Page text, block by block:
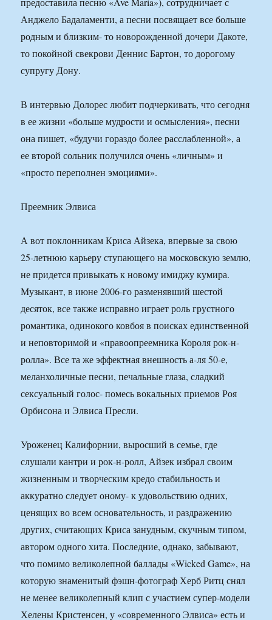
Анджело Бадаламенти, а песни посвящает все больше
родным и близким- то новорожденной дочери Дакоте,
то покойной свекрови Деннис Бартон, то дорогому
супругу Дону.
В интервью Долорес любит подчеркивать, что сегодня
в ее жизни «больше мудрости и осмысления», песни
она пишет, «будучи гораздо более расслабленной», а
ее второй сольник получился очень «личным» и
«просто переполнен эмоциями».
Преемник Элвиса
А вот поклонникам Криса Айзека, впервые за свою
25-летнюю карьеру ступающего на московскую землю,
не придется привыкать к новому имиджу кумира.
Музыкант, в июне 2006-го разменявший шестой
десяток, все также исправно играет роль грустного
романтика, одинокого ковбоя в поисках единственной
и неповторимой и «правоопреемника Короля рок-н-
ролла». Все та же эффектная внешность а-ля 50-е,
меланхоличные песни, печальные глаза, сладкий
сексуальный голос- помесь вокальных приемов Роя
Орбисона и Элвиса Пресли.
Уроженец Калифорнии, выросший в семье, где
слушали кантри и рок-н-ролл, Айзек избрал своим
жизненным и творческим кредо стабильность и
аккуратно следует оному- к удовольствию одних,
ценящих во всем основательность, и раздражению
других, считающих Криса занудным, скучным типом,
автором одного хита. Последние, однако, забывают,
что помимо великолепной баллады «Wicked Game», на
которую знаменитый фэшн-фотограф Херб Ритц снял
не менее великолепный клип с участием супер-модели
Хелены Кристенсен, у «современного Элвиса» есть и